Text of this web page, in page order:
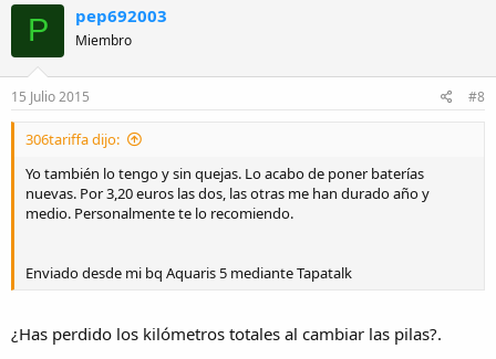
P pep692003
Miembro
15 Julio 2015 #8
306tariffa dijo:
Yo también lo tengo y sin quejas. Lo acabo de poner baterías
nuevas. Por 3,20 euros las dos, las otras me han durado año y
medio. Personalmente te lo recomiendo.
Enviado desde mi bq Aquaris 5 mediante Tapatalk
¿Has perdido los kilómetros totales al cambiar las pilas?.